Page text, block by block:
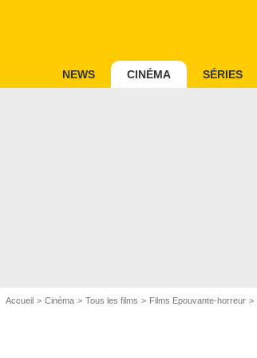
NEWS CINÉMA SÉRIES
Accueil Cinéma Tous les films Films Epouvante-horreur